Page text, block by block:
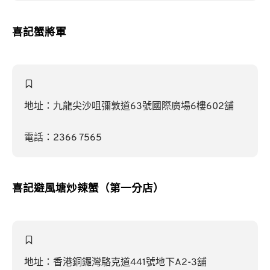
喜記蟹將軍
地址：九龍尖沙咀彌敦道63號國際廣場6樓602舖
電話：2366 7565
喜記避風塘炒辣蟹 （第一分店）
地址：香港銅鑼灣駱克道441號地下A2-3舖